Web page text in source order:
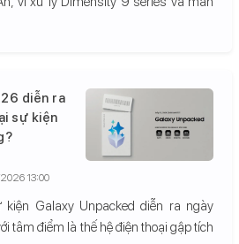
diễn ra
sự kiện
Galaxy Unpacked diễn ra ngày
tâm điểm là thế hệ điện thoại gập tích
13:00